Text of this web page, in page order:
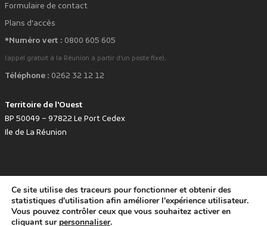
Formulaire de contact
Plans d'accès
*Numéro vert : 0800 605 605
(appel gratuit à la Réunion à partir d'un poste fixe).
Téléphone : 0262 32 12 12
Territoire de l'Ouest
BP 50049 – 97822 Le Port Cedex
Ile de La Réunion
Développé avec favoritepar le Territoire de l'Ouest © www.tco.re -2026.
Politique de protection des données personnelles
Mentions légales
Accessibilité : non conforme
Ce site utilise des traceurs pour fonctionner et obtenir des
statistiques d'utilisation afin améliorer l'expérience utilisateur.
Vous pouvez contrôler ceux que vous souhaitez activer en
cliquant sur personnaliser.